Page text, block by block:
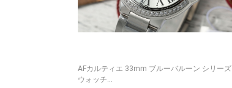
AFカルティエ 33mm ブルーバルーン シリーズ
ウォッチ...